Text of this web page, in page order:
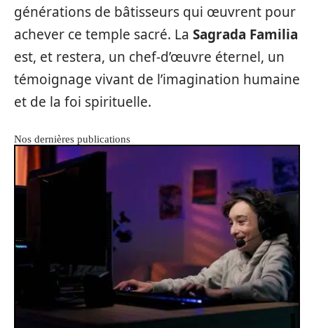
générations de bâtisseurs qui œuvrent pour
achever ce temple sacré. La Sagrada Familia
est, et restera, un chef-d’œuvre éternel, un
témoignage vivant de l’imagination humaine
et de la foi spirituelle.
Nos dernières publications